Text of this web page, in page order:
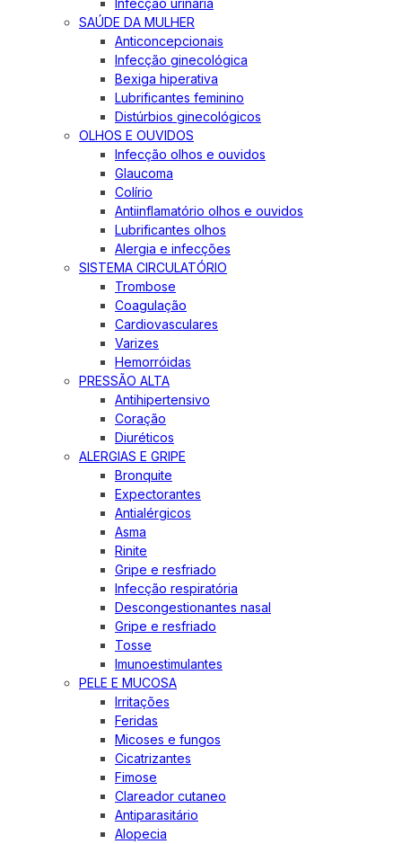
Infecção urinária
SAÚDE DA MULHER
Anticoncepcionais
Infecção ginecológica
Bexiga hiperativa
Lubrificantes feminino
Distúrbios ginecológicos
OLHOS E OUVIDOS
Infecção olhos e ouvidos
Glaucoma
Colírio
Antiinflamatório olhos e ouvidos
Lubrificantes olhos
Alergia e infecções
SISTEMA CIRCULATÓRIO
Trombose
Coagulação
Cardiovasculares
Varizes
Hemorróidas
PRESSÃO ALTA
Antihipertensivo
Coração
Diuréticos
ALERGIAS E GRIPE
Bronquite
Expectorantes
Antialérgicos
Asma
Rinite
Gripe e resfriado
Infecção respiratória
Descongestionantes nasal
Gripe e resfriado
Tosse
Imunoestimulantes
PELE E MUCOSA
Irritações
Feridas
Micoses e fungos
Cicatrizantes
Fimose
Clareador cutaneo
Antiparasitário
Alopecia